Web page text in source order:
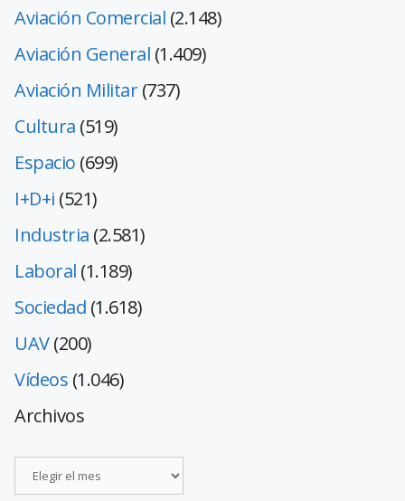
Aviación Comercial (2.148)
Aviación General (1.409)
Aviación Militar(737)
Cultura (519)
Espacio (699)
I+D+i (521)
Industria (2.581)
Laboral (1.189)
Sociedad (1.618)
UAV(200)
Vídeos (1.046)
Archivos